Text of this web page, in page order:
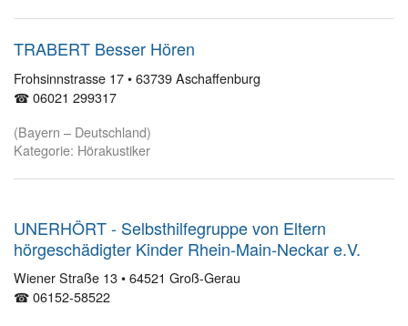
TRABERT Besser Hören
Frohsinnstrasse 17 • 63739 Aschaffenburg
☎ 06021 299317
(Bayern – Deutschland)
Kategorie: Hörakustiker
UNERHÖRT - Selbsthilfegruppe von Eltern
hörgeschädigter Kinder Rhein-Main-Neckar e.V.
Wiener Straße 13 • 64521 Groß-Gerau
☎ 06152-58522